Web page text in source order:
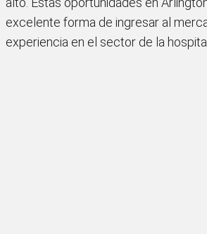
excelente forma de ingresar al
experiencia en el sector de la